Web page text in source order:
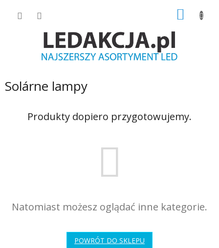
Solárne lampy
Produkty dopiero przygotowujemy.
Natomiast możesz oglądać inne kategorie.
POWRÓT DO SKLEPU